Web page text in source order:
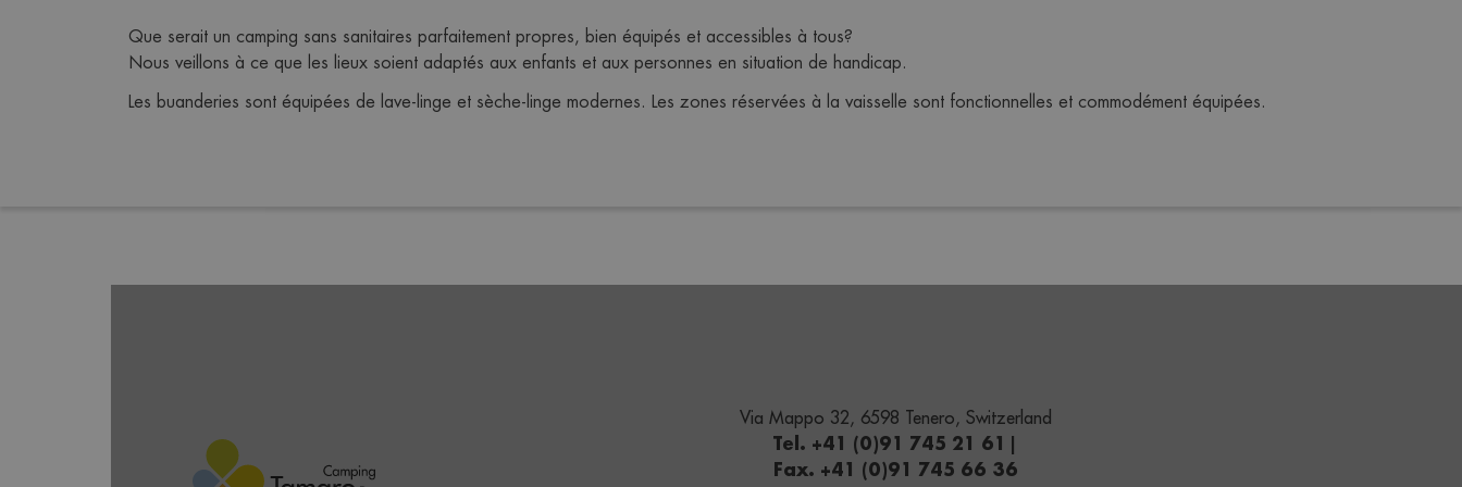
Que serait un camping sans sanitaires parfaitement propres, bien équipés et accessibles à tous?
Nous veillons à ce que les lieux soient adaptés aux enfants et aux personnes en situation de handicap.
Les buanderies sont équipées de lave-linge et sèche-linge modernes. Les zones réservées à la vaisselle sont fonctionnelles et commodément équipées.
Via Mappo 32, 6598 Tenero, Switzerland
Tel. +41 (0)91 745 21 61 |
Fax. +41 (0)91 745 66 36